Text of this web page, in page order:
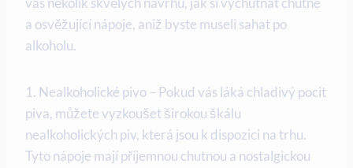
a osvěžující nápoje, aniž byste museli sahat po
alkoholu.
1. Nealkoholické pivo – Pokud vás láká chladivý pocit
piva, můžete vyzkoušet širokou škálu
nealkoholických piv, která jsou k dispozici na trhu.
Tyto nápoje mají příjemnou chutnou a nostalgickou